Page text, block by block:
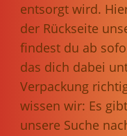
entsorgt wird.
der Rückseite
findest du ab
das dich dabei
Verpackung
wissen wir: Es
unsere Suche